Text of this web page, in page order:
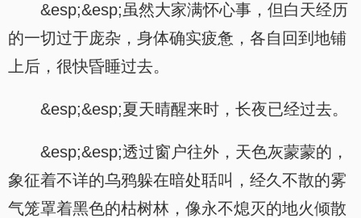
&esp;&esp;虽然大家满怀心事，但白天经历
的一切过于庞杂，身体确实疲惫，各自回到地铺
上后，很快昏睡过去。
&esp;&esp;夏天晴醒来时，长夜已经过去。
&esp;&esp;透过窗户往外，天色灰蒙蒙的，
象征着不详的乌鸦躲在暗处聒叫，经久不散的雾
气笼罩着黑色的枯树林，像永不熄灭的地火倾散